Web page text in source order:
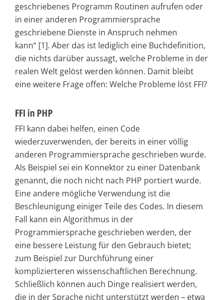
geschriebenes Programm Routinen aufrufen oder
in einer anderen Programmiersprache
geschriebene Dienste in Anspruch nehmen
kann“ [1]. Aber das ist lediglich eine Buchdefinition,
die nichts darüber aussagt, welche Probleme in der
realen Welt gelöst werden können. Damit bleibt
eine weitere Frage offen: Welche Probleme löst FFI?
FFI in PHP
FFI kann dabei helfen, einen Code
wiederzuverwenden, der bereits in einer völlig
anderen Programmiersprache geschrieben wurde.
Als Beispiel sei ein Konnektor zu einer Datenbank
genannt, die noch nicht nach PHP portiert wurde.
Eine andere mögliche Verwendung ist die
Beschleunigung einiger Teile des Codes. In diesem
Fall kann ein Algorithmus in der
Programmiersprache geschrieben werden, der
eine bessere Leistung für den Gebrauch bietet;
zum Beispiel zur Durchführung einer
komplizierteren wissenschaftlichen Berechnung.
Schließlich können auch Dinge realisiert werden,
die in der Sprache nicht unterstützt werden – etwa